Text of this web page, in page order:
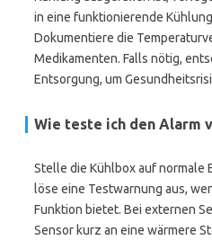
in eine funktionierende
Dokumentiere die
Medikamenten. Falls nötig,
Entsorgung, um
Wie teste ich den Alarm
Stelle die Kühlbox auf normale
löse eine Testwarnung aus,
Funktion bietet. Bei externen
Sensor kurz an eine wärmere